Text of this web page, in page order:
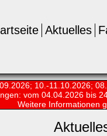
Aktuelles
10.-11.10.2026;
vom 04.04.2026 bis
Weitere Informationen